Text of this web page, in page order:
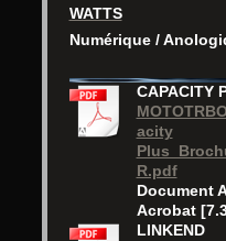
WATTS
Numérique /
CAPACITY
acity
R.pdf
Document
Acrobat
LINKEND